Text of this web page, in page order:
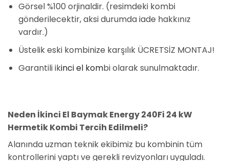
Görsel %100 orjinaldir. (resimdeki kombi
gönderilecektir, aksi durumda iade hakkınız
vardır.)
Üstelik eski kombinize karşılık ÜCRETSİZ MONTAJ!
Garantili ikinci el kombi olarak sunulmaktadır.
Neden İkinci El Baymak Energy 240Fi 24 kW
Hermetik Kombi Tercih Edilmeli?
Alanında uzman teknik ekibimiz bu kombinin tüm
kontrollerini yaptı ve gerekli revizyonları uyguladı.